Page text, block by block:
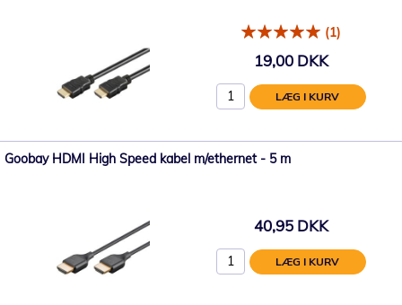
(1)
19,00 DKK
LÆG I KURV
Goobay HDMI High Speed kabel m/ethernet - 5 m
40,95 DKK
LÆG I KURV